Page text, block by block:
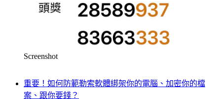
Screenshot
重要！如何防範勒索軟體綁架你的電腦、加密你的檔
案、跟你要錢？